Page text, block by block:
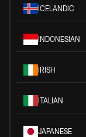
ICELANDIC
INDONESIAN
IRISH
ITALIAN
JAPANESE